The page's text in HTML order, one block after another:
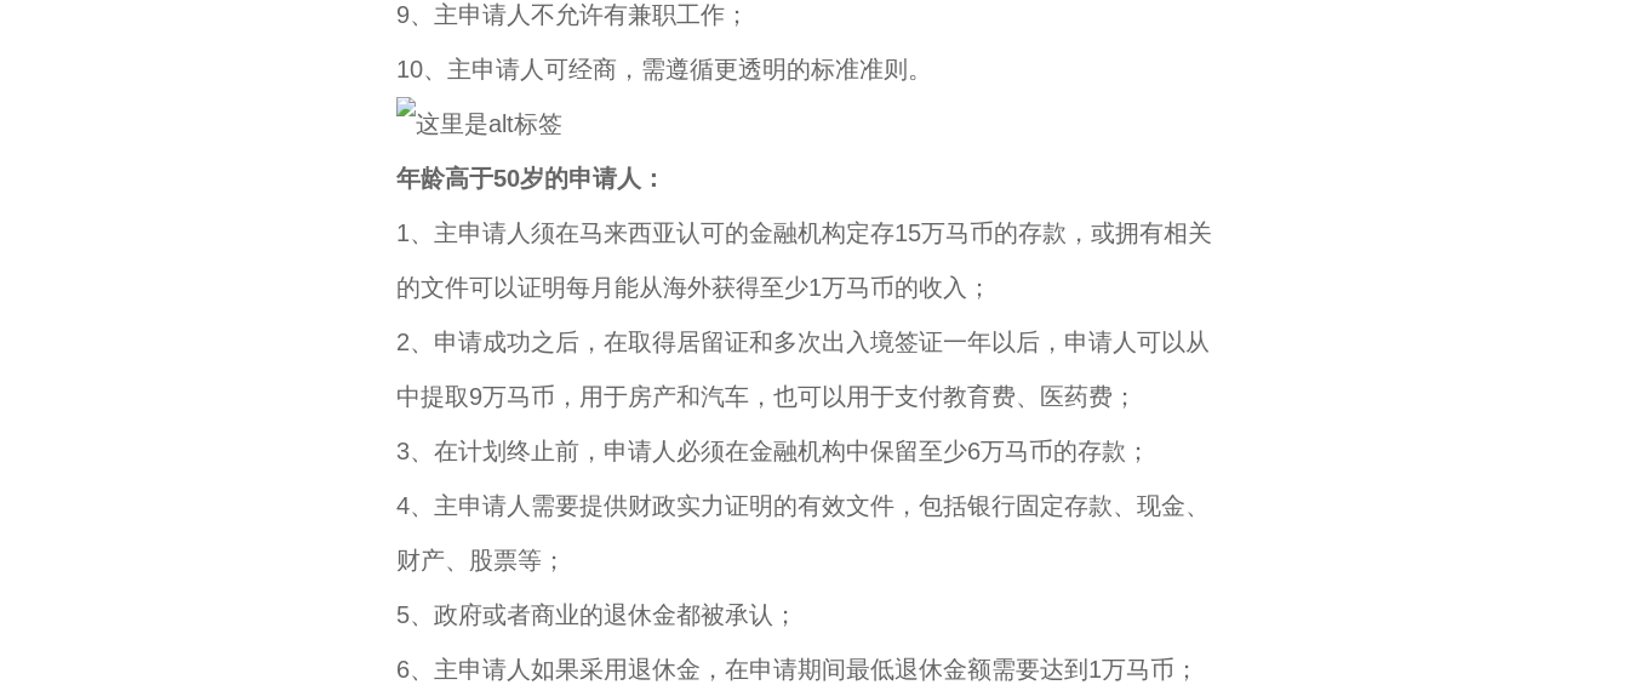
9、主申请人不允许有兼职工作；
10、主申请人可经商，需遵循更透明的标准准则。
年龄高于50岁的申请人：
1、主申请人须在马来西亚认可的金融机构定存15万马币的存款，或拥有相关
的文件可以证明每月能从海外获得至少1万马币的收入；
2、申请成功之后，在取得居留证和多次出入境签证一年以后，申请人可以从
中提取9万马币，用于房产和汽车，也可以用于支付教育费、医药费；
3、在计划终止前，申请人必须在金融机构中保留至少6万马币的存款；
4、主申请人需要提供财政实力证明的有效文件，包括银行固定存款、现金、
财产、股票等；
5、政府或者商业的退休金都被承认；
6、主申请人如果采用退休金，在申请期间最低退休金额需要达到1万马币；